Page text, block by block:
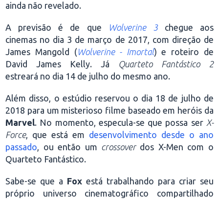
ainda não revelado.
A previsão é de que Wolverine 3chegue aos
cinemas no dia 3 de março de 2017, com direção de
James Mangold (Wolverine - Imortal) e roteiro de
David James Kelly. Já
Quarteto Fantástico 2
estreará no dia 14 de julho do mesmo ano.
Além disso, o estúdio reservou o dia 18 de julho de
2018 para um misterioso filme baseado em heróis da
Marvel. No momento, especula-se que possa ser X-
Force, que está em desenvolvimento desde o ano
passado, ou então um crossoverdos X-Men com o
Quarteto Fantástico.
Sabe-se que a Fox está trabalhando para criar seu
próprio universo cinematográfico compartilhado